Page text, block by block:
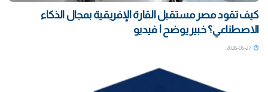
كيف تقود مصر مستقبل القارة الإفريقية بمجال الذكاء
الاصطناعي؟ خبير يوضح | فيديو